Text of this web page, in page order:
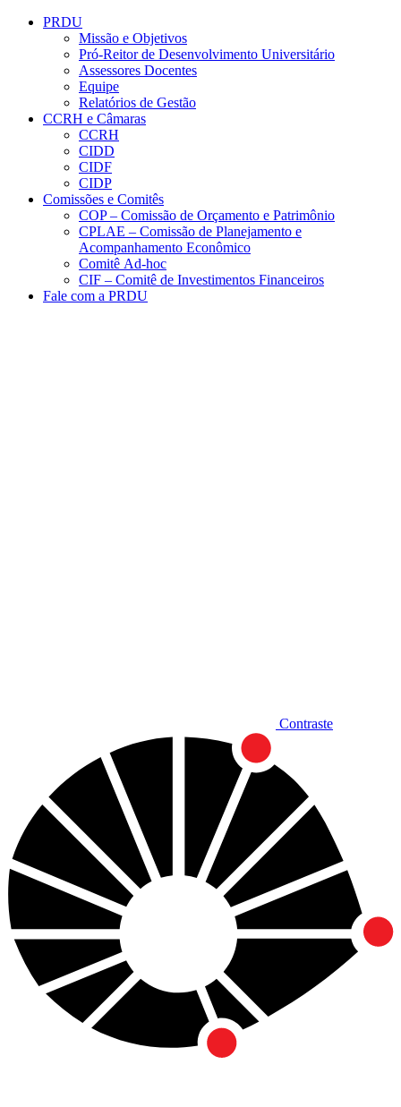
Conteúdo principal
PRDU
Missão e Objetivos
Pró-Reitor de Desenvolvimento Universitário
Assessores Docentes
Equipe
Relatórios de Gestão
CCRH e Câmaras
CCRH
CIDD
CIDF
CIDP
Comissões e Comitês
COP – Comissão de Orçamento e Patrimônio
CPLAE – Comissão de Planejamento e
Acompanhamento Econômico
Comitê Ad-hoc
CIF – Comitê de Investimentos Financeiros
Fale com a PRDU
Contraste